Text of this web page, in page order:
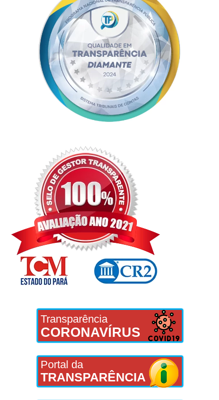
Transparência
CORONAVÍRUS
Portal da
TRANSPARÊNCIA